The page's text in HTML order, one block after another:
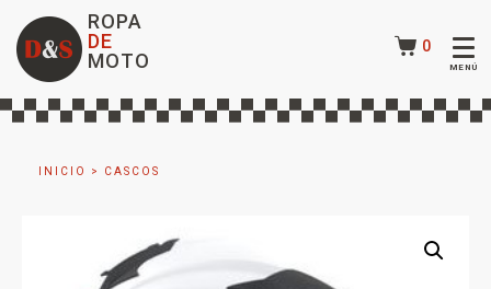
ROPA
DE
MOTO
0
INICIO > CASCOS